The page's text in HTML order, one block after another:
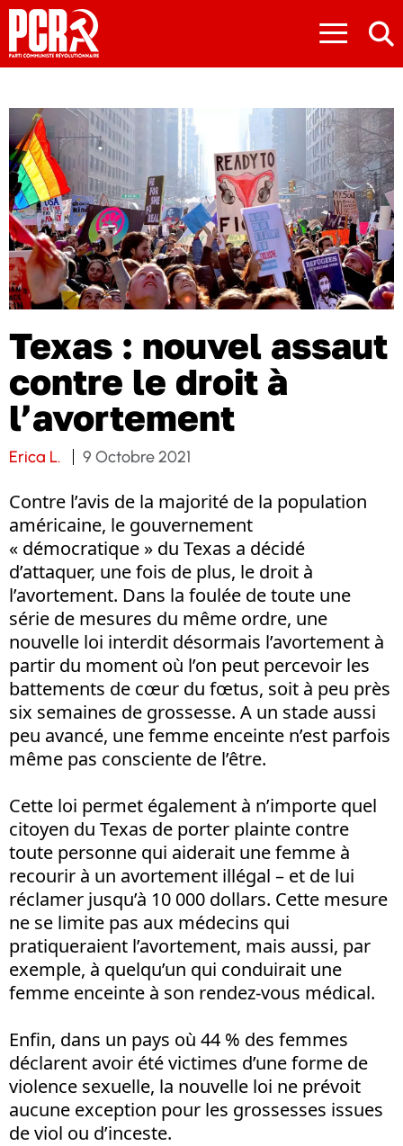
≡
Texas : nouvel assaut
contre le droit à
l’avortement
Erica L. 9 Octobre 2021
Contre l’avis de la majorité de la population
américaine, le gouvernement
« démocratique » du Texas a décidé
d’attaquer, une fois de plus, le droit à
l’avortement. Dans la foulée de toute une
série de mesures du même ordre, une
nouvelle loi interdit désormais l’avortement à
partir du moment où l’on peut percevoir les
battements de cœur du fœtus, soit à peu près
six semaines de grossesse. A un stade aussi
peu avancé, une femme enceinte n’est parfois
même pas consciente de l’être.
Cette loi permet également à n’importe quel
citoyen du Texas de porter plainte contre
toute personne qui aiderait une femme à
recourir à un avortement illégal – et de lui
réclamer jusqu’à 10 000 dollars. Cette mesure
ne se limite pas aux médecins qui
pratiqueraient l’avortement, mais aussi, par
exemple, à quelqu’un qui conduirait une
femme enceinte à son rendez-vous médical.
Enfin, dans un pays où 44 % des femmes
déclarent avoir été victimes d’une forme de
violence sexuelle, la nouvelle loi ne prévoit
aucune exception pour les grossesses issues
de viol ou d’inceste.